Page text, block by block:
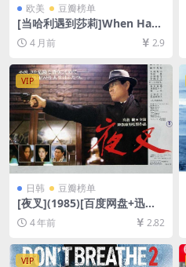
欧美 豆瓣榜单
[当哈利遇到莎莉]When Harr
y Met Sally… (1989)[百度网
盘+夸克网盘1080P超清未删
减资源][网盘在线播放/下载]
[MP4/6.4GB][中英字幕]
4 月前 2.9
VIP
日韩 豆瓣榜单
[夜叉](1985)[百度网盘+迅雷
云盘资源1080P超清未删减]
[MP4/7.5GB][日语中字]
4 年前 2.82
VIP